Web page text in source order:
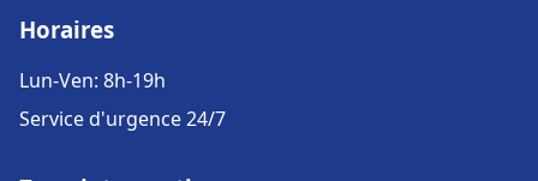
Horaires
Lun-Ven: 8h-19h
Service d'urgence 24/7